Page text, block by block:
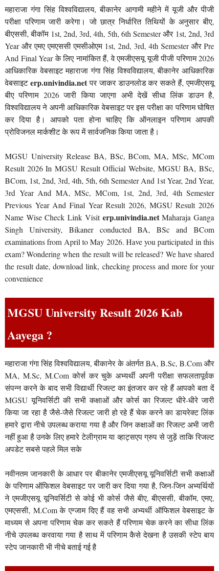
महाराजा गंगा सिंह विश्वविद्यालय, बीकानेर आगामी महीने में यूजी और पीजी
परीक्षा परिणाम जारी करेगा। जो छात्र निर्धारित तिथियों के अनुसार बीए,
बीएससी, बीकॉम 1st, 2nd, 3rd, 4th, 5th, 6th Semester और 1st, 2nd, 3rd
Year और एमए एमएससी एमसीओएम 1st, 2nd, 3rd, 4th Semester और Pre
And Final Year के लिए नामांकित हैं, वे एमजीएसयू यूजी पीजी परिणाम 2026
आधिकारिक वेबसाइट महाराजा गंगा सिंह विश्वविद्यालय, बीकानेर आधिकारिक
वेबसाइटerp.univindia.netपर जाकर डाउनलोड कर सकते हैं, एमजीएसयू
बीए परिणाम 2026 जारी किया जाएगा अभी देखें सीधा लिंक डाउन है,
विश्वविद्यालय ने अपनी आधिकारिक वेबसाइट पर इस परीक्षा का परिणाम घोषित
कर दिया है। आपको पता होना चाहिए कि ऑनलाइन परिणाम आपकी
प्रोविजनल मार्कशीट के रूप में सार्वजनिक किया जाता है।
MGSU University Release BA, BSc, BCom, MA, MSc, MCom
Result 2026 In MGSU Result Official Website, MGSU BA, BSc,
BCom, 1st, 2nd, 3rd, 4th, 5th, 6th Semester And 1st Year, 2nd Year,
3rd Year And MA, MSc, MCom, 1st, 2nd, 3rd, 4th Semester
Previous Year And Final Year Result 2026, MGSU Result 2026
Name Wise Check Link Visit erp.univindia.netMaharaja Ganga
Singh University, Bikaner conducted BA, BSc and BCom
examinations from April to May 2026. Have you participated in this
exam? Wondering when the result will be released? We have shared
the result date, download link, checking process and more for your
convenience
MGSU University Result 2026 Kab
Aayega ?
महाराजा गंगा सिंह विश्वविद्यालय, बीकानेर के अंतर्गत BA, B.Sc, B.Com और
MA, M.Sc, M.Com कोर्स कर चुके अभ्यर्थी अपनी परीक्षा सफलतापूर्वक
संपन्न करने के बाद सभी विद्यार्थी रिजल्ट का इंतजार कर रहे हैं आपको बता दें
MGSU यूनिवर्सिटी की सभी कक्षाओं और कोर्स का रिजल्ट धीरे-धीरे जारी
किया जा रहा है जैसे-जैसे रिजल्ट जारी हो रहे हैं चेक करने का डायरेक्ट लिंक
हमारे द्वारा नीचे उपलब्ध कराया गया है और जिन कक्षाओं का रिजल्ट अभी जारी
नहीं हुआ है उनके लिए हमारे टेलीग्राम या व्हाट्सएप ग्रुप से जुड़ें ताकि रिजल्ट
अपडेट सबसे पहले मिल सके
नवीनतम जानकारी के आधार पर बीकानेर एमजीएसयू यूनिवर्सिटी सभी कक्षाओं
के परिणाम ऑफिशल वेबसाइट पर जारी कर दिया गया है, जिन-जिन अभ्यर्थियों
ने एमजीएसयू यूनिवर्सिटी से कोई भी कोर्स जैसे बीए, बीएससी, बीकॉम, एमए,
एमएससी, M.Com के एग्जाम दिए हैं वह सभी अभ्यर्थी ऑफिशल वेबसाइट के
माध्यम से अपना परिणाम चेक कर सकते हैं परिणाम चेक करने का सीधा लिंक
नीचे उपलब्ध करवाया गया है साथ में परिणाम कैसे देखना है उसकी स्टेप बाय
स्टेप जानकारी भी नीचे बताई गई है